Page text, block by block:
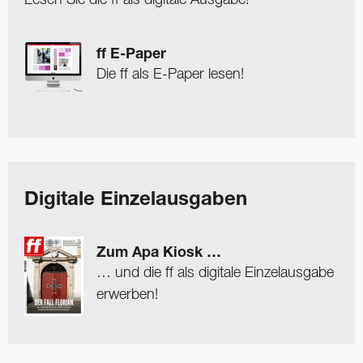
ff E-Paper
Die ff als E-Paper lesen!
Digitale Einzelausgaben
Zum Apa Kiosk …
… und die ff als digitale Einzelausgabe
erwerben!